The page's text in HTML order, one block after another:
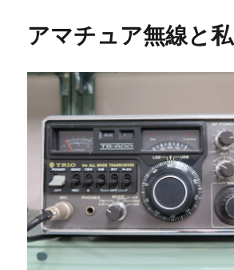
アマチュア無線と私